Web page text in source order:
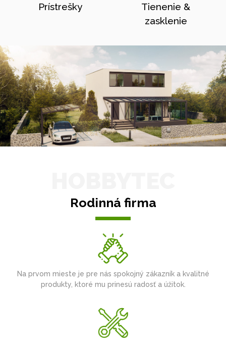
Prístrešky
Tienenie &
zasklenie
Rodinná firma
Na prvom mieste je pre nás spokojný zákazník a kvalitné
produkty, ktoré mu prinesú radosť a úžitok.